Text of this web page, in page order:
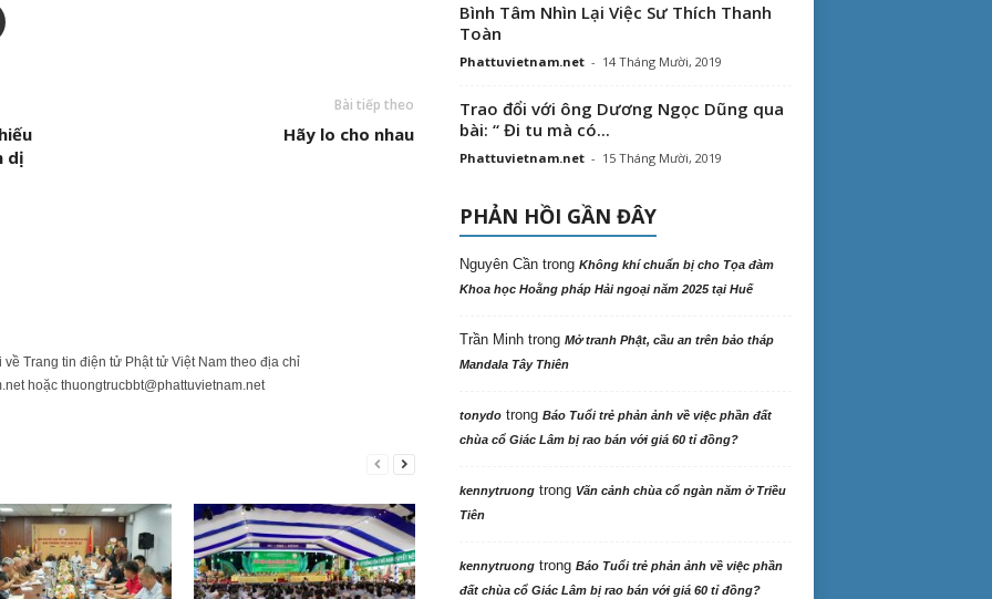
dị
Bài tiếp theo
Hãy lo cho nhau
Trang tin điện tử Phật tử Việt Nam theo địa chỉ
hoặc thuongtrucbbt@phattuvietnam.net
Bình Tâm Nhìn Lại Việc Sư Thích Thanh
Toàn
Phattuvietnam.net - 14 Tháng Mười, 2019
Trao đổi với ông Dương Ngọc Dũng qua
bài: “ Đi tu mà có...
Phattuvietnam.net - 15 Tháng Mười, 2019
PHẢN HỒI GẦN ĐÂY
Nguyên Cầntrong Không khí chuẩn bị cho Tọa đàm
Khoa học Hoằng pháp Hải ngoại năm 2025 tại Huế
Trần Minhtrong Mở tranh Phật, cầu an trên bảo tháp
Mandala Tây Thiên
tonydotrong Báo Tuổi trẻ phản ảnh về việc phần đất
chùa cổ Giác Lâm bị rao bán với giá 60 tỉ đồng?
kennytruongtrong Vãn cảnh chùa cổ ngàn năm ở Triều
Tiên
kennytruongtrong Báo Tuổi trẻ phản ảnh về việc phần
đất chùa cổ Giác Lâm bị rao bán với giá 60 tỉ đồng?